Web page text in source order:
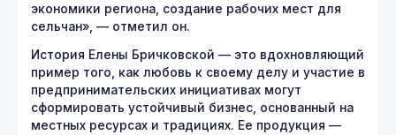
экономики региона, создание рабочих мест для
сельчан», — отметил он.
История Елены Бричковской — это вдохновляющий
пример того, как любовь к своему делу и участие в
предпринимательских инициативах могут
сформировать устойчивый бизнес, основанный на
местных ресурсах и традициях. Ее продукция —